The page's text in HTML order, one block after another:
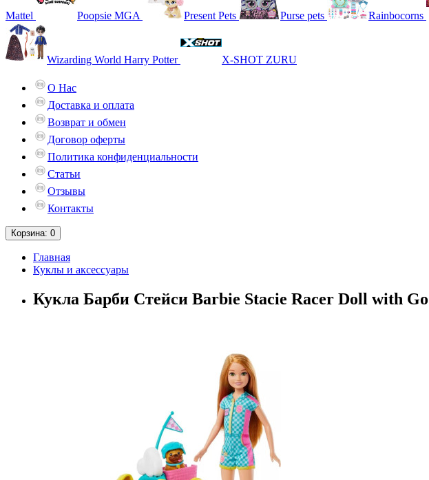
Mattel Poopsie MGA Present Pets Purse pets Rainbocorns
Wizarding World Harry Potter X-SHOT ZURU
О Нас
Доставка и оплата
Возврат и обмен
Договор оферты
Политика конфиденциальности
Статьи
Отзывы
Контакты
Корзина: 0
Главная
Куклы и аксессуары
Кукла Барби Стейси Barbie Stacie Racer Doll with